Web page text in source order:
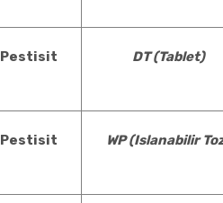
Pestisit DT (Tablet)
Pestisit WP (Islanabilir